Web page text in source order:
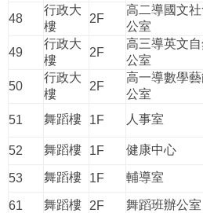
48
行政大
樓
2F
高二導國文
公室
49
行政大
樓
2F
高三導英文
公室
50
行政大
樓
2F
高一導數學
公室
51 舞蹈樓 1F 人事室
52 舞蹈樓 1F 健康中心
53 舞蹈樓 1F 輔導室
61 舞蹈樓 2F 舞蹈班辦公室